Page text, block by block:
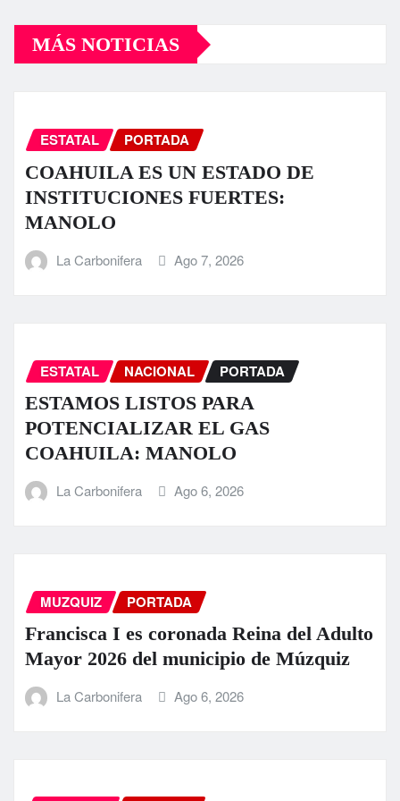
MÁS NOTICIAS
ESTATAL PORTADA
COAHUILA ES UN ESTADO DE
INSTITUCIONES FUERTES:
MANOLO
La Carbonifera Ago 7, 2026
ESTATAL NACIONAL PORTADA
ESTAMOS LISTOS PARA
POTENCIALIZAR EL GAS
COAHUILA: MANOLO
La Carbonifera Ago 6, 2026
MUZQUIZ PORTADA
Francisca I es coronada Reina del Adulto
Mayor 2026 del municipio de Múzquiz
La Carbonifera Ago 6, 2026